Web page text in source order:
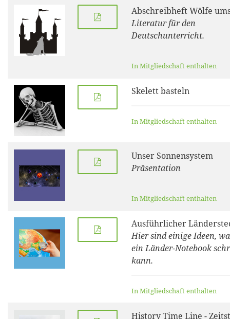
Abschreibheft Wölfe
Literatur für den
Deutschunterricht.
In Mitgliedschaft enthalten
Skelett basteln
In Mitgliedschaft enthalten
Unser Sonnensystem
Präsentation
In Mitgliedschaft enthalten
Ausführlicher
Hier sind einige Ideen,
ein Länder-Notebook
kann.
In Mitgliedschaft enthalten
History Time Line -